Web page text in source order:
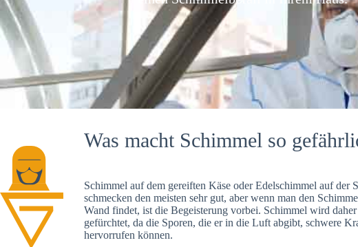
Was macht Schimmel so
Schimmel auf dem gereiften Käse oder Edelschimmel auf der
schmecken den meisten sehr gut, aber wenn man den
Wand findet, ist die Begeisterung vorbei. Schimmel wird daher
gefürchtet, da die Sporen, die er in die Luft abgibt, schwere
hervorrufen können.